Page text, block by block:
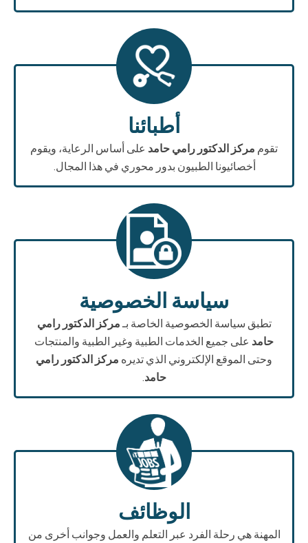
أطبائنا
تقوم مركز الدكتور رامي حامد على أساس الرعاية، ويقوم
أخصائيونا الطبيون بدور محوري في هذا المجال.
سياسة الخصوصية
تطبق سياسة الخصوصية الخاصة بـمركز الدكتور رامي
حامد على جميع الخدمات الطبية وغير الطبية والمنتجات
وحتى الموقع الإلكتروني الذي تديره مركز الدكتور رامي
حامد.
الوظائف
المهنة هي رحلة الفرد عبر التعلم والعمل وجوانب أخرى من